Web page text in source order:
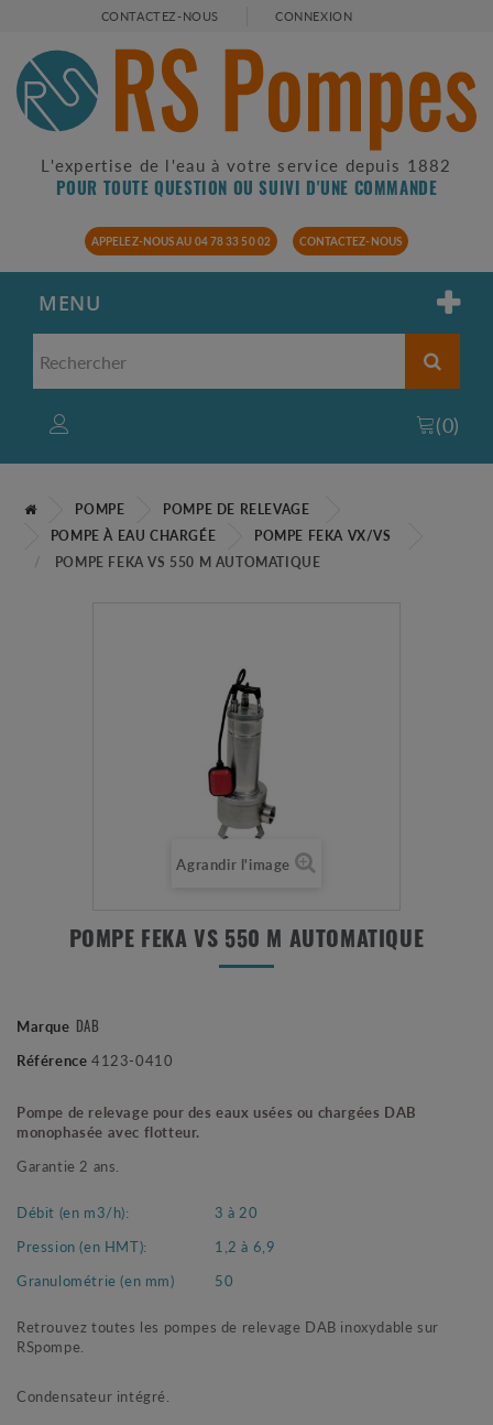
CONTACTEZ-NOUS CONNEXION
L'expertise de l'eau à votre service depuis 1882
POUR TOUTE QUESTION OU SUIVI D'UNE COMMANDE
APPELEZ-NOUS AU 04 78 33 50 02 CONTACTEZ-NOUS
MENU
(0)
POMPE
POMPE DE RELEVAGE
POMPE À EAU CHARGÉE
POMPE FEKA VX/VS
POMPE FEKA VS 550 M AUTOMATIQUE
Agrandir l'image
POMPE FEKA VS 550 M AUTOMATIQUE
Marque DAB
Référence 4123-0410
Pompe de relevage pour des eaux usées ou chargées DAB
monophasée avec flotteur.
Garantie 2 ans.
Débit (en m3/h):
3 à 20
Pression (en HMT):
1,2 à 6,9
Granulométrie (en mm)
50
Retrouvez toutes les pompes de relevage DAB inoxydable sur
RSpompe.
Condensateur intégré.